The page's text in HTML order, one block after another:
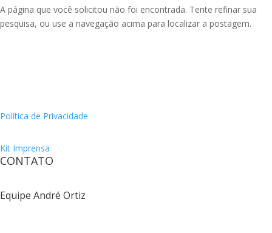
A página que você solicitou não foi encontrada. Tente refinar sua
pesquisa, ou use a navegação acima para localizar a postagem.
Política de Privacidade
Kit Imprensa
CONTATO
Equipe André Ortiz